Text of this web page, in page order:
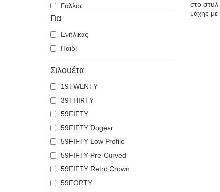
Γάλλος
Γάτα
Γατόπαρδος
Γερμανικός ποιμενικός
Γλάρος
Γύπας
Δελφίνι
Δράκος
Ελάφι
Ζέβρα
Ιπποπόταμος
Καβούρι
Καρχαρίας
Κατσίκα
Για
Ενήλικας
Παιδί
Σιλουέτα
19TWENTY
39THIRTY
59FIFTY
59FIFTY Dogear
59FIFTY Low Profile
59FIFTY Pre-Curved
59FIFTY Retro Crown
59FORTY
στο στυλ
μάχης με